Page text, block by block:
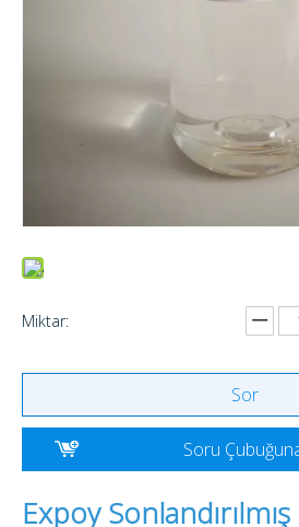
Miktar:
Sor
Soru
Expoy